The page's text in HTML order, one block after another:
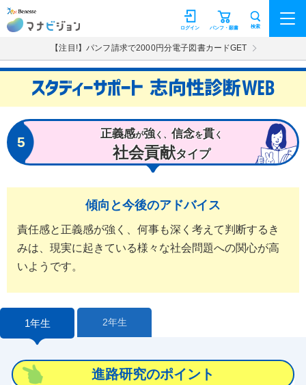
マナビジョン パンフ・願書
ログイン 検索
【注目!】パンフ請求で2000円分電子図書カードGET
5 正義感が強 く、信念を貫 く
社会貢献タイプ
傾向と今後のアドバイス
責任感と正義感が強く、何事も深く考えて判断するき
みは、現実に起きている様々な社会問題への関心が高
いようです。
1年生 2年生
進路研究のポイント